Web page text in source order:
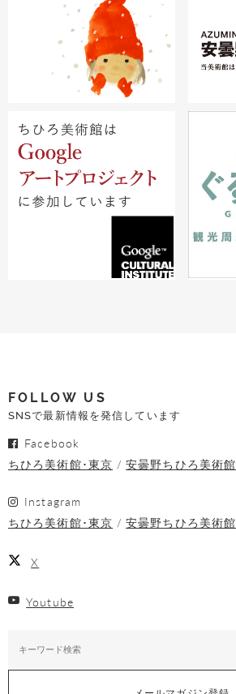
FOLLOW US
SNSで最新情報を発信しています
Facebook
ちひろ美術館･東京
安曇野ちひろ美術館
Instagram
ちひろ美術館･東京
安曇野ちひろ美術館
X
Youtube